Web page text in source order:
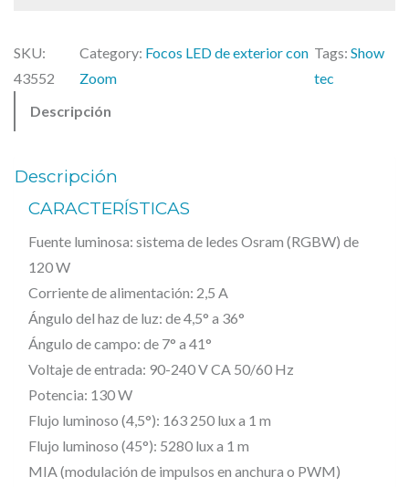
8
€
.
,
T
E
C
P
T
R
P
C
1
2
0
SKU:
43552
Category: Focos LED de exterior con
Zoom
Tags:Show
tec
Descripción
Descripción
CARACTERÍSTICAS
Fuente luminosa: sistema de ledes Osram (RGBW) de
120 W
Corriente de alimentación: 2,5 A
Ángulo del haz de luz: de 4,5° a 36°
Ángulo de campo: de 7° a 41°
Voltaje de entrada: 90-240 V CA 50/60 Hz
Potencia: 130 W
Flujo luminoso (4,5°): 163 250 lux a 1 m
Flujo luminoso (45°): 5280 lux a 1 m
MIA (modulación de impulsos en anchura o PWM)